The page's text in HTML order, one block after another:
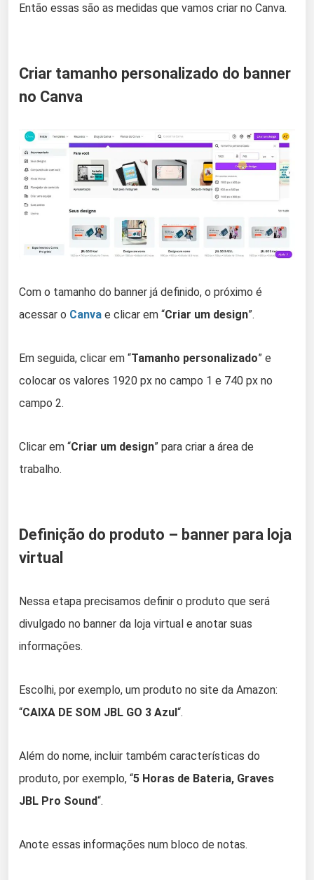
Então essas são as medidas que vamos criar no Canva.
Criar tamanho personalizado do banner
no Canva
Com o tamanho do banner já definido, o próximo é
acessar o Canva e clicar em “Criar um design”.
Em seguida, clicar em “Tamanho personalizado” e
colocar os valores 1920 px no campo 1 e 740 px no
campo 2.
Clicar em “Criar um design” para criar a área de
trabalho.
Definição do produto – banner para loja
virtual
Nessa etapa precisamos definir o produto que será
divulgado no banner da loja virtual e anotar suas
informações.
Escolhi, por exemplo, um produto no site da Amazon:
“CAIXA DE SOM JBL GO 3 Azul “.
Além do nome, incluir também características do
produto, por exemplo, “5 Horas de Bateria, Graves
JBL Pro Sound“.
Anote essas informações num bloco de notas.